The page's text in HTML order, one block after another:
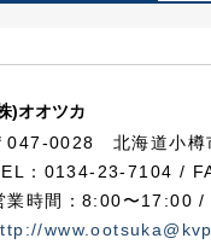
)オオツカ
047-0028 北海道小樽
：0134-23-7104 /
業時間：8:00〜17:00 /